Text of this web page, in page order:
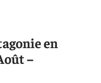
en
–